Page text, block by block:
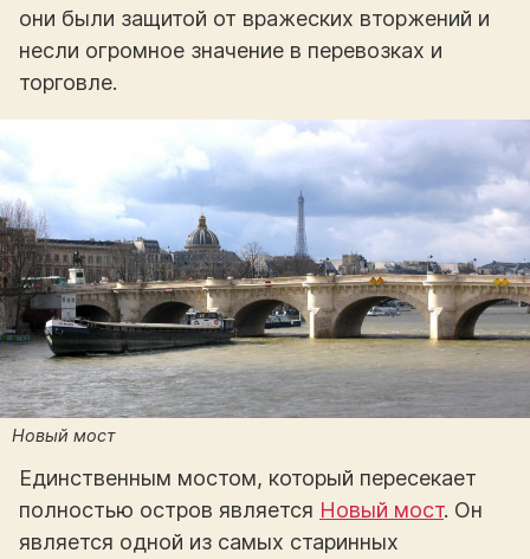
они были защитой от вражеских вторжений и
несли огромное значение в перевозках и
торговле.
Новый мост
Единственным мостом, который пересекает
полностью остров является Новый мост. Он
является одной из самых старинных